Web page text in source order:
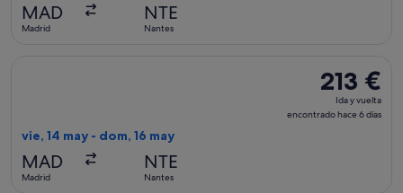
MAD
Madrid
NTE
Nantes
213 €
Ida
y
213 €
Ida y vuelta
encontrado hace 6 días
vie, 14 may - dom, 16 may
MAD
Madrid
NTE
Nantes